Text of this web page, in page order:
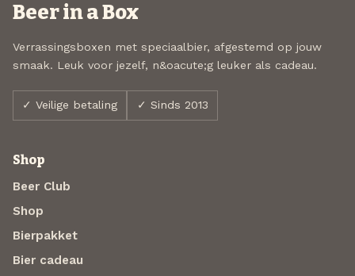
Beer in a Box
Verrassingsboxen met speciaalbier, afgestemd op jouw
smaak. Leuk voor jezelf, n&oacute;g leuker als cadeau.
✓ Veilige betaling ✓ Sinds 2013
Shop
Beer Club
Shop
Bierpakket
Bier cadeau